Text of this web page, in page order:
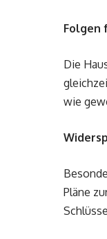
Folgen
Die
wie
Pläne